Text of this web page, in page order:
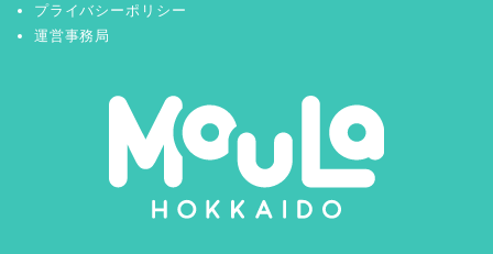
プライバシーポリシー
運営事務局